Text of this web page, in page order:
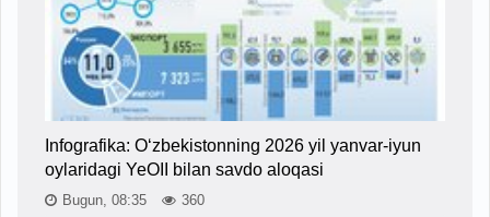
Infografika: O‘zbekistonning 2026 yil yanvar-iyun
oylaridagi YeOII bilan savdo aloqasi
Bugun, 08:35 360